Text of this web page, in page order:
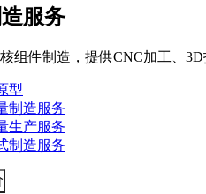
服务
组件制造，提供CNC加工、
型
制造服务
生产服务
制造服务